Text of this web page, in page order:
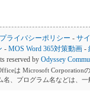
プライバシーポリシー - サ
-MOS Word 365対策動画 -
reserved by Odyssey
は Microsoft Corporation
名、プログラム名などは、